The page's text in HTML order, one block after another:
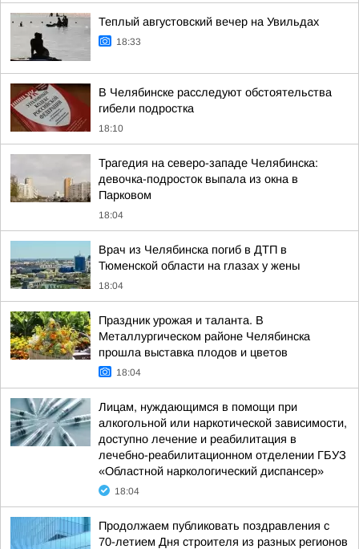
Теплый августовский вечер на Увильдах
18:33
В Челябинске расследуют обстоятельства
гибели подростка
18:10
Трагедия на северо-западе Челябинска:
девочка-подросток выпала из окна в
Парковом
18:04
Врач из Челябинска погиб в ДТП в
Тюменской области на глазах у жены
18:04
Праздник урожая и таланта. В
Металлургическом районе Челябинска
прошла выставка плодов и цветов
18:04
Лицам, нуждающимся в помощи при
алкогольной или наркотической зависимости,
доступно лечение и реабилитация в
лечебно-реабилитационном отделении ГБУЗ
«Областной наркологический диспансер»
18:04
Продолжаем публиковать поздравления с
70-летием Дня строителя из разных регионов